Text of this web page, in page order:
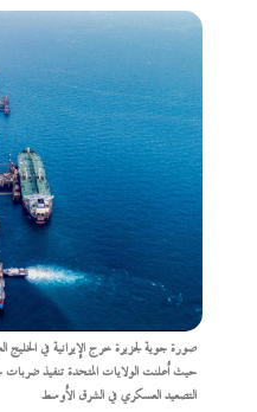
صورة جوية لجزيرة خرج الإيرانية في الخليج
حيث أعلنت الولايات المتحدة تنفيذ
التصعيد العسكري في الشرق الأوسط